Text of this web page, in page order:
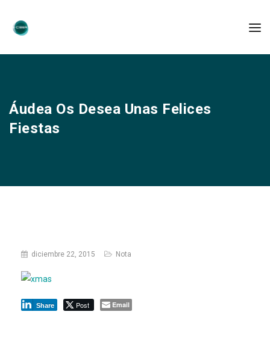
Áudea Os Desea Unas Felices
Fiestas
diciembre 22, 2015 Nota
Share Post Email